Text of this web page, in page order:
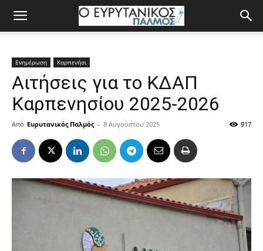
Ενημέρωση Καρπενήσι
Αιτήσεις για το ΚΔΑΠ
Καρπενησίου 2025-2026
Από Ευρυτανικός Παλμός - 8 Αυγούστου 2025 917